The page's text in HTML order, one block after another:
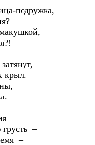
подружка,
крыл.
грусть –
–